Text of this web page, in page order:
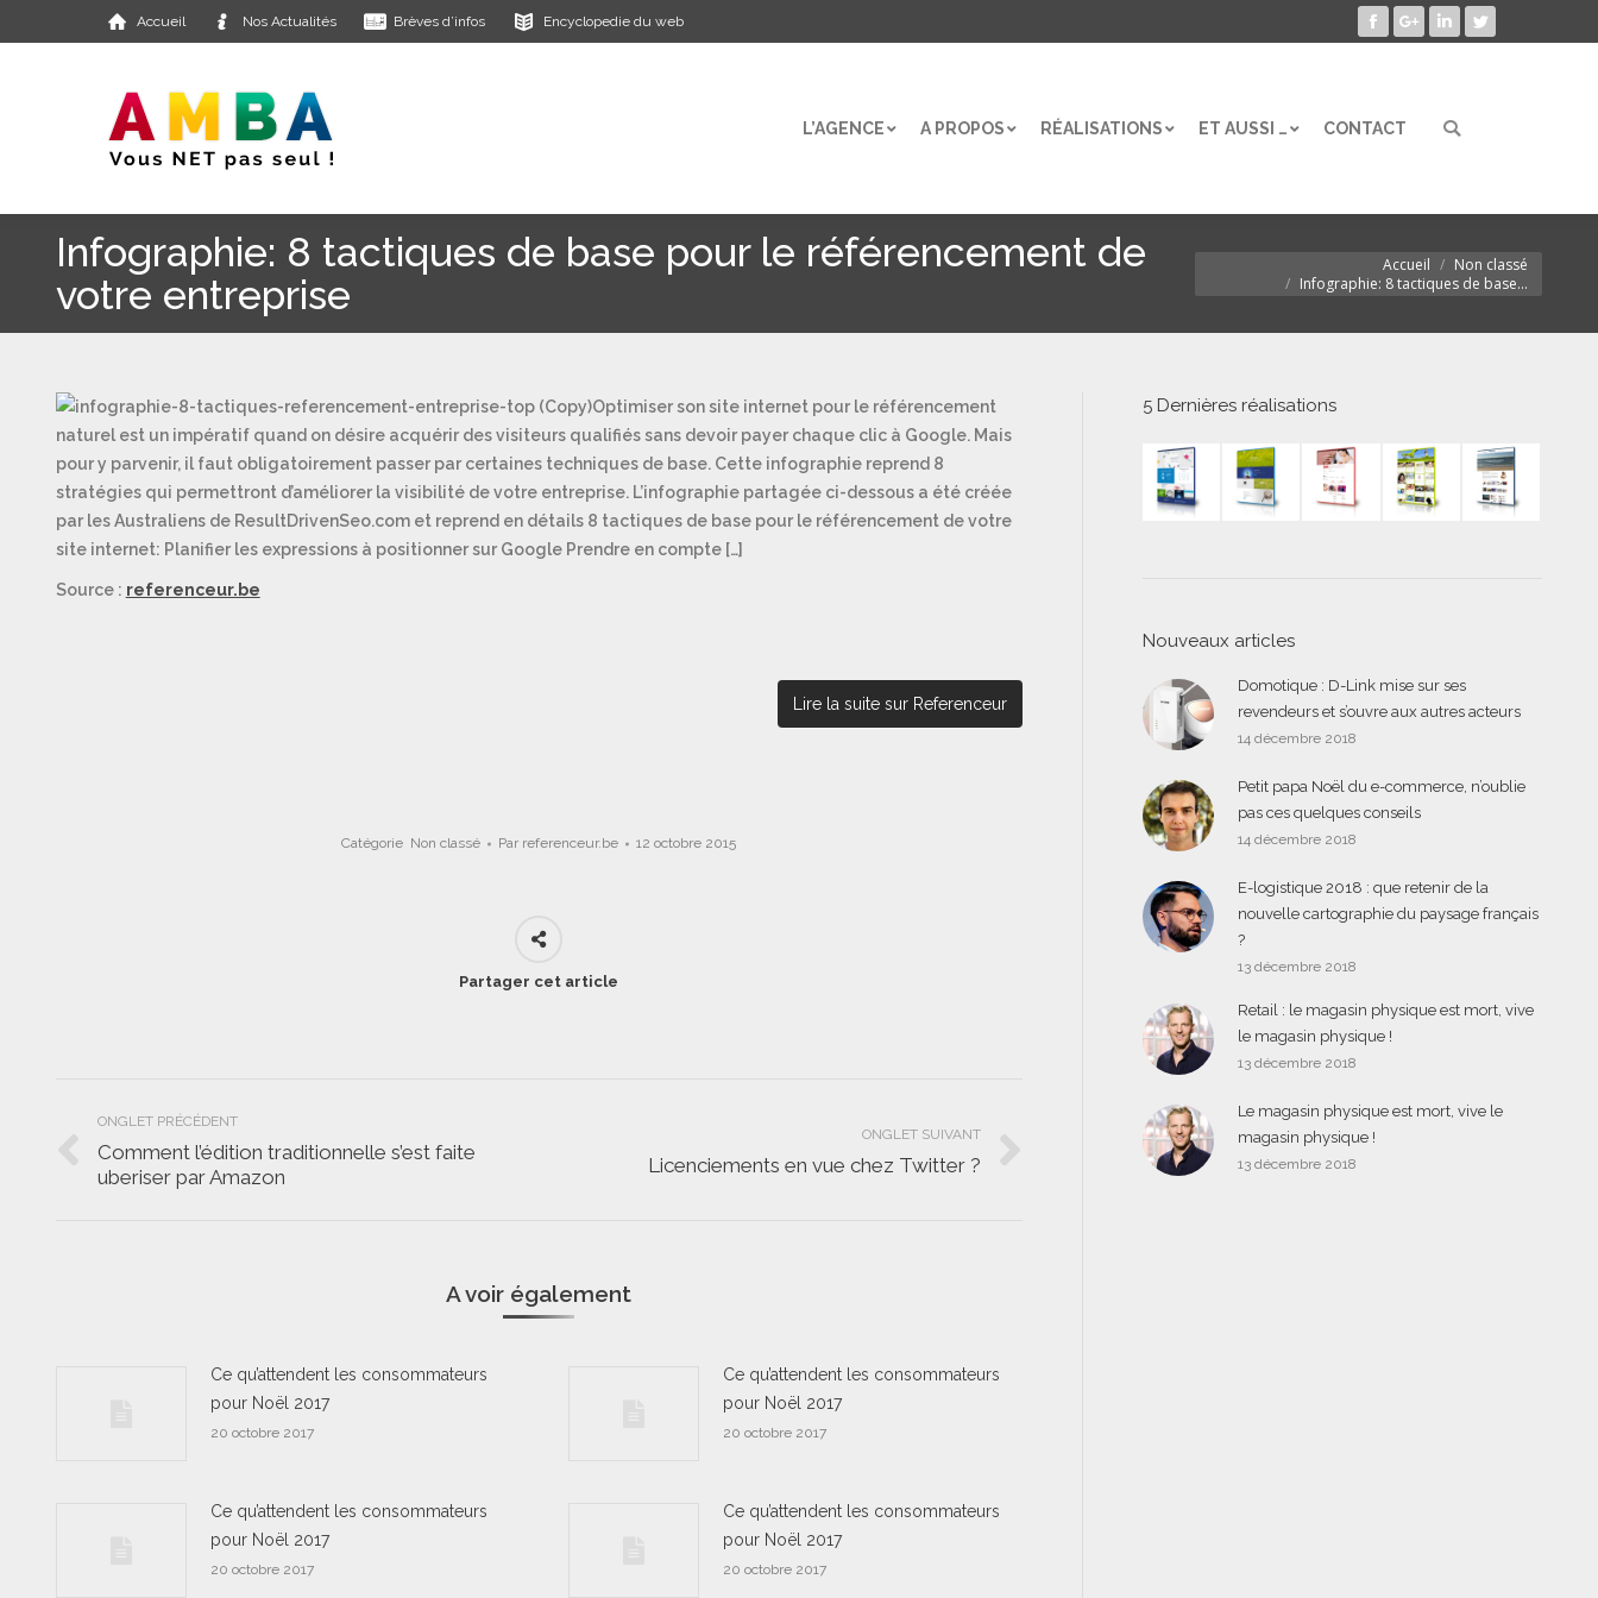
Accueil Nos Actualités Brèves d’infos Encyclopedie du web
Facebook
Google+LinkedInTwitter
L’AGENCE A PROPOS RÉALISATIONS ET AUSSI … CONTACT Search:
Infographie: 8 tactiques de base pour le référencement de
votre entreprise
Accueil
Non classé
Infographie: 8 tactiques de base…
Optimiser son site internet pour le référencement
naturel est un impératif quand on désire acquérir des visiteurs qualifiés sans devoir payer chaque clic à Google. Mais
pour y parvenir, il faut obligatoirement passer par certaines techniques de base. Cette infographie reprend 8
stratégies qui permettront d’améliorer la visibilité de votre entreprise. L’infographie partagée ci-dessous a été créée
par les Australiens de ResultDrivenSeo.com et reprend en détails 8 tactiques de base pour le référencement de votre
site internet: Planifier les expressions à positionner sur Google Prendre en compte […]
Source : referenceur.be
Lire la suite sur Referenceur
Catégorie Non classé Par referenceur.be 12 octobre 2015
Partager cet article
Navigation
de
commentaire
ONGLET PRÉCÉDENT
Onglet
précédent
Comment l’édition traditionnelle s’est faite
uberiser par Amazon
ONGLET SUIVANT
Licenciements en vue chez Twitter ?
A voir également
Ce qu’attendent les consommateurs
pour Noël 2017
20 octobre 2017
Ce qu’attendent les consommateurs
pour Noël 2017
20 octobre 2017
Ce qu’attendent les consommateurs
pour Noël 2017
20 octobre 2017
Ce qu’attendent les consommateurs
pour Noël 2017
20 octobre 2017
5 Dernières réalisations
Nouveaux articles
Domotique : D-Link mise sur ses
revendeurs et s’ouvre aux autres acteurs
14 décembre 2018
Petit papa Noël du e-commerce, n’oublie
pas ces quelques conseils
14 décembre 2018
E-logistique 2018 : que retenir de la
nouvelle cartographie du paysage français
?
13 décembre 2018
Retail : le magasin physique est mort, vive
le magasin physique !
13 décembre 2018
Le magasin physique est mort, vive le
magasin physique !
13 décembre 2018